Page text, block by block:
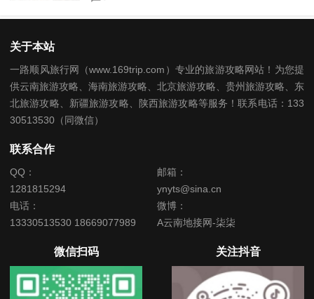
关于本站
一路顺风旅行网（www.169trip.com）专业的旅游攻略网站！为您提
供云南旅游攻略、海南旅游攻略、北京旅游攻略、贵州旅游攻略、东
北旅游攻略、新疆旅游攻略、陕西旅游攻略等服务！联系电话：133
30513530（同微信）
联系合作
QQ：
1281815294
邮箱：
ynyts@sina.cn
电话：
13330513530 18669077989
微博：
A云南地接网-柒柒
微信扫码 关注抖音